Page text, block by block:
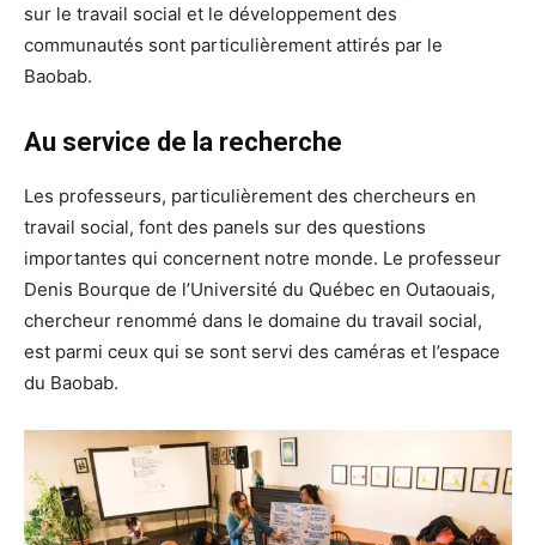
sur le travail social et le développement des
communautés sont particulièrement attirés par le
Baobab.
Au service de la recherche
Les professeurs, particulièrement des chercheurs en
travail social, font des panels sur des questions
importantes qui concernent notre monde. Le professeur
Denis Bourque de l’Université du Québec en Outaouais,
chercheur renommé dans le domaine du travail social,
est parmi ceux qui se sont servi des caméras et l’espace
du Baobab.